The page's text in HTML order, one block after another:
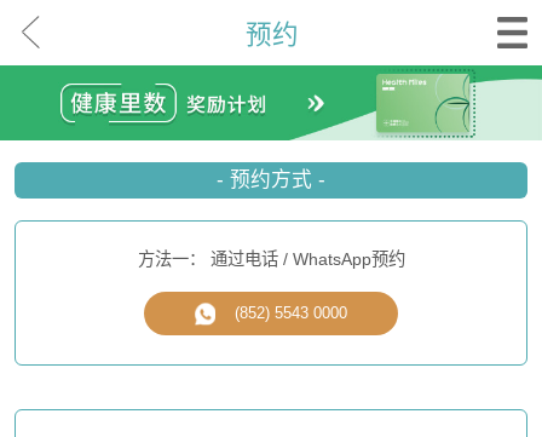
预约
- 预约方式 -
方法一： 通过电话 / WhatsApp预约
(852) 5543 0000